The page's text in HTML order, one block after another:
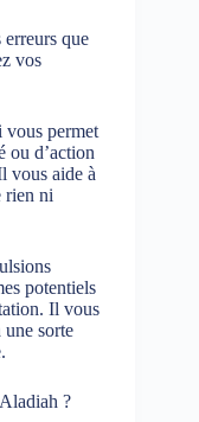
que
vos
vous permet
ou d’action
vous aide à
rien ni
potentiels
Il vous
une sorte
?